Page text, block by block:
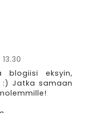
eksyin,
:) Jatka samaan